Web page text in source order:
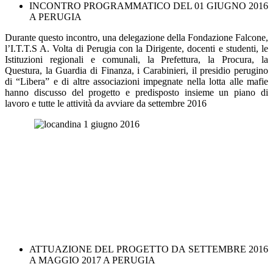
INCONTRO PROGRAMMATICO DEL 01 GIUGNO 2016
A PERUGIA
Durante questo incontro, una delegazione della Fondazione Falcone,
l’I.T.T.S A. Volta di Perugia con la Dirigente, docenti e studenti, le
Istituzioni regionali e comunali, la Prefettura, la Procura, la
Questura, la Guardia di Finanza, i Carabinieri, il presidio perugino
di “Libera” e di altre associazioni impegnate nella lotta alle mafie
hanno discusso del progetto e predisposto insieme un piano di
lavoro e tutte le attività da avviare da settembre 2016
ATTUAZIONE DEL PROGETTO DA SETTEMBRE 2016
A MAGGIO 2017 A PERUGIA